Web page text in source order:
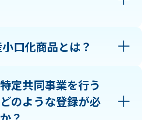
口化商品とは？
定共同事業を行う
のような登録が必